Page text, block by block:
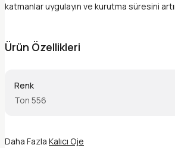
katmanlar uygulayın ve kurutma süresini
Ürün Özellikleri
Renk
Ton 556
Daha Fazla Kalıcı Oje